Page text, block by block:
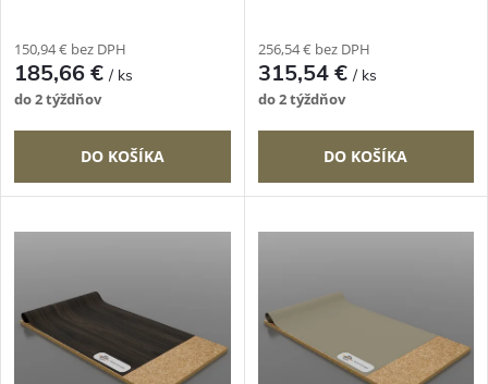
o
d
u
k
t
o
o
d
k
o
150,94 € bez DPH
185,66 €/ ks
do 2 týždňov
DO KOŠÍKA
256,54 € bez DPH
315,54 €/ ks
do 2 týždňov
DO KOŠÍKA